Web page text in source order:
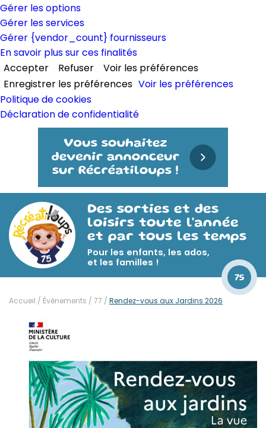
Gérer les options
Gérer les services
Gérer {vendor_count} fournisseurs
En savoir plus sur ces finalités
Accepter
Refuser
Voir les préférences
Enregistrer les préférences Voir les préférences
Politique de cookies
Déclaration de confidentialité
Des sorties et des
loisirs toute l'année
et par tous les temps
Pour les enfants, les ados,
et les familles !
75
Accueil / Évènements / 77 / Rendez-vous aux Jardins 2026